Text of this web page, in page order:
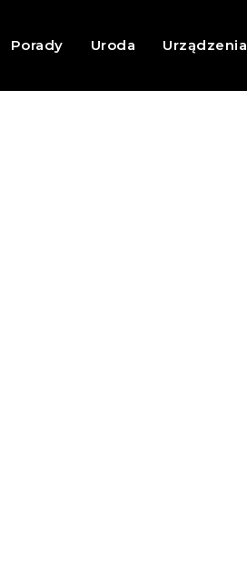
Porady Uroda Urządzenia